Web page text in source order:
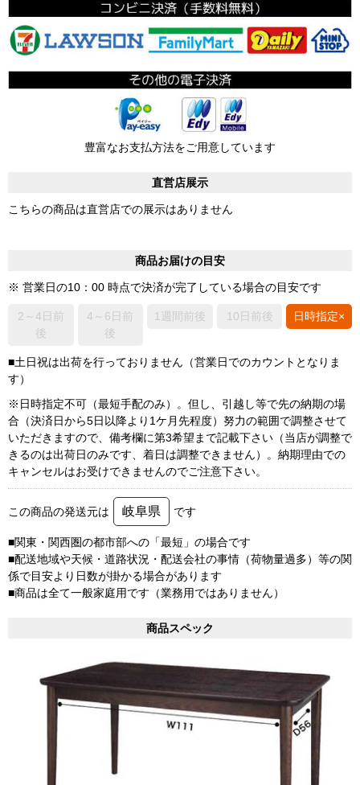
豊富なお支払方法をご用意しています
直営店展示
こちらの商品は直営店での展示はありません
商品お届けの目安
※ 営業日の10：00 時点で決済が完了している場合の目安です
2～4日前
後
4～6日前
後
1週間前後 10日前後 日時指定×
■土日祝は出荷を行っておりません（営業日でのカウントとなりま
す）
※日時指定不可（最短手配のみ）。但し、引越し等で先の納期の場
合（決済日から5日以降より1ケ月先程度）努力の範囲で調整させて
いただきますので、備考欄に第3希望まで記載下さい（当店が調整で
きるのは出荷日のみです、着日は調整できません）。納期理由での
キャンセルはお受けできませんのでご注意下さい。
この商品の発送元は 岐阜県 です
■関東・関西圏の都市部への「最短」の場合です
■配送地域や天候・道路状況・配送会社の事情（荷物量過多）等の関
係で目安より日数が掛かる場合があります
■商品は全て一般家庭用です（業務用ではありません）
商品スペック